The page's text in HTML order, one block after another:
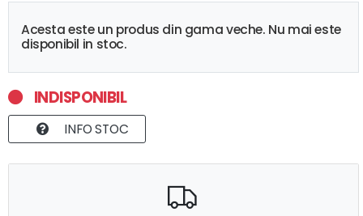
Acesta este un produs din gama veche. Nu mai este
disponibil in stoc.
INDISPONIBIL
INFO STOC